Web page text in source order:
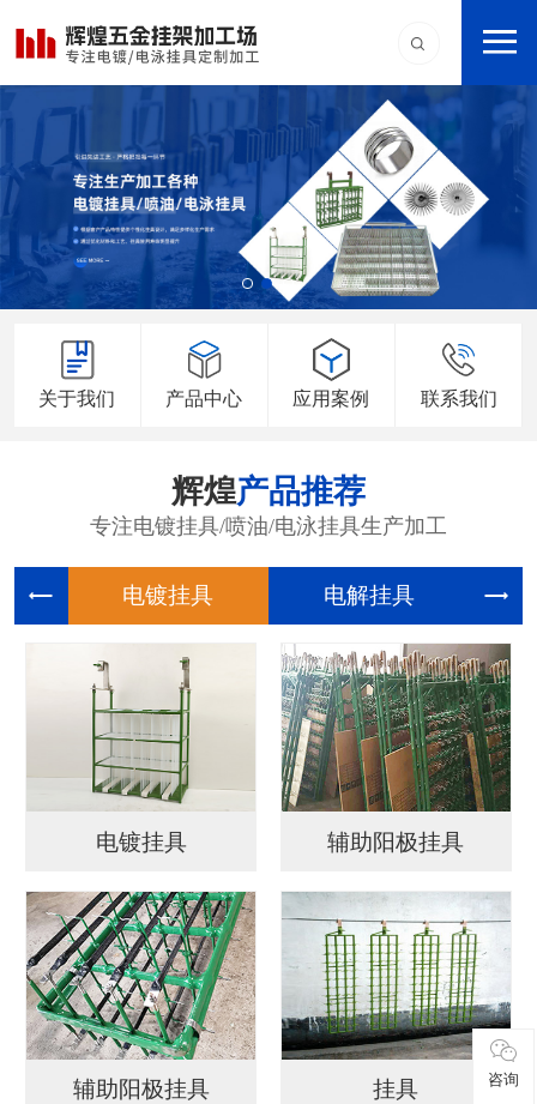
关于我们 产品中心 应用案例 联系我们
辉煌产品推荐
专注电镀挂具/喷油/电泳挂具生产加工
电镀挂具 电解挂具
电镀挂具 辅助阳极挂具
辅助阳极挂具 挂具 咨询